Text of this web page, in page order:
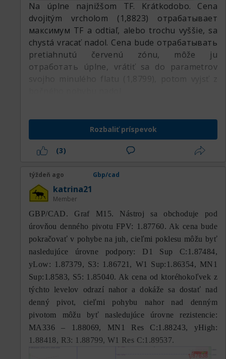
Na úplne najnižšom TF. Krátkodobo. Cena
dvojitým vrcholom (1,8823) отрабатывает
максимум TF a odtiaľ, alebo trochu vyššie, sa
chystá vracať nadol. Cena bude отрабатывать
pretiahnutú červenú zónu, môže ju
отработать úplne, vrátiť sa do parametrov
svojho minulého flatu (1,8799), potom vyjsť z
Rozbaliť príspevok
(3)
týždeň ago Gbp/cad
katrina21
Member
GBP/CAD. Graf M15. Nástroj sa obchoduje pod
úrovňou denného pivotu FPV: 1.87760. Ak cena bude
pokračovať v pohybe na juh, cieľmi poklesu môžu byť
nasledujúce úrovne podpory: D1 Sup C:1.87484,
yLow: 1.87379, S3: 1.86721, W1 Sup:1.86354, MN1
Sup:1.8583, S5: 1.85040. Ak cena od ktoréhokoľvek z
týchto levelov odrazí nahor a dokáže sa dostať nad
denný pivot, cieľmi pohybu nahor nad denným
pivotom môžu byť nasledujúce úrovne rezistencie:
МА336 – 1.88069, MN1 Res C:1.88243, yHigh:
1.88418, R3: 1.88799, W1 Res C:1.89537.